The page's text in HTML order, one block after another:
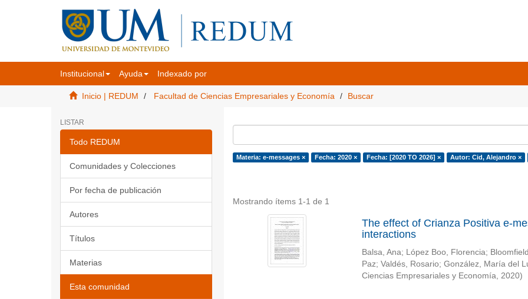
Institucional Ayuda Indexado por
Inicio | REDUM Facultad de Ciencias Empresariales y Economía Buscar
LISTAR
Todo REDUM
Comunidades y Colecciones
Por fecha de publicación
Autores
Títulos
Materias
Esta comunidad
Materia: e-messages × Fecha: 2020 × Fecha: [2020 TO 2026] × Autor: Cid, Alejandro ×
Mostrando ítems 1-1 de 1
The effect of Crianza Positiva e-
interactions
Balsa, Ana; López Boo, Florencia;
Paz; Valdés, Rosario; González, María del
Ciencias Empresariales y Economía, 2020)